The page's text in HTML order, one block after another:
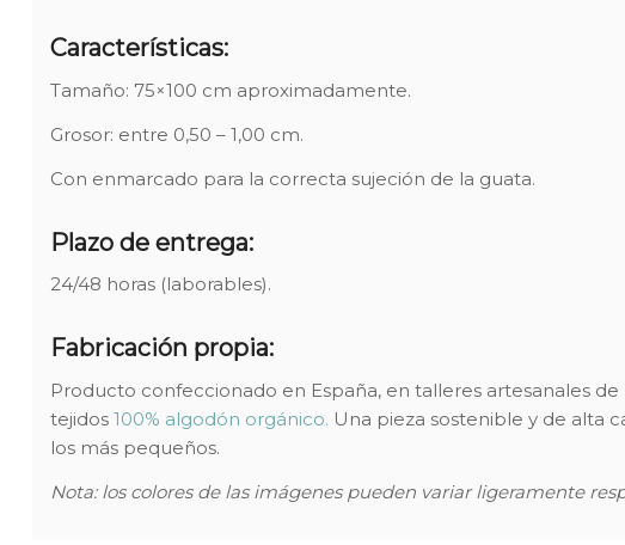
Características:
Tamaño: 75×100 cm aproximadamente.
Grosor: entre 0,50 – 1,00 cm.
Con enmarcado para la correcta sujeción de la guata.
Plazo de entrega:
24/48 horas (laborables).
Fabricación propia:
Producto confeccionado en España, en talleres artesanales
tejidos 100% algodón orgánico. Una pieza sostenible y de alta
los más pequeños.
Nota: los colores de las imágenes pueden variar ligeramente